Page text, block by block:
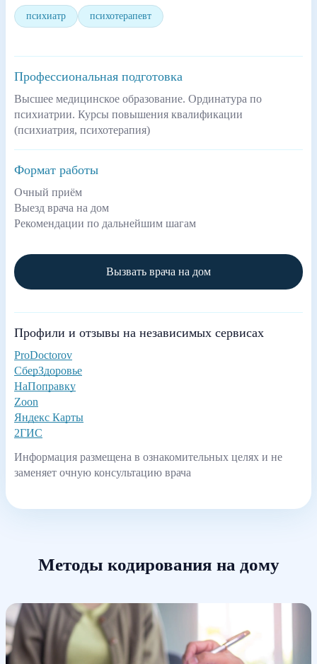
психиатр психотерапевт
Профессиональная подготовка
Высшее медицинское образование. Ординатура по
психиатрии. Курсы повышения квалификации
(психиатрия, психотерапия)
Формат работы
Очный приём
Выезд врача на дом
Рекомендации по дальнейшим шагам
Вызвать врача на дом
Профили и отзывы на независимых сервисах
ProDoctorov
СберЗдоровье
НаПоправку
Zoon
Яндекс Карты
2ГИС
Информация размещена в ознакомительных целях и не
заменяет очную консультацию врача
Методы кодирования на дому